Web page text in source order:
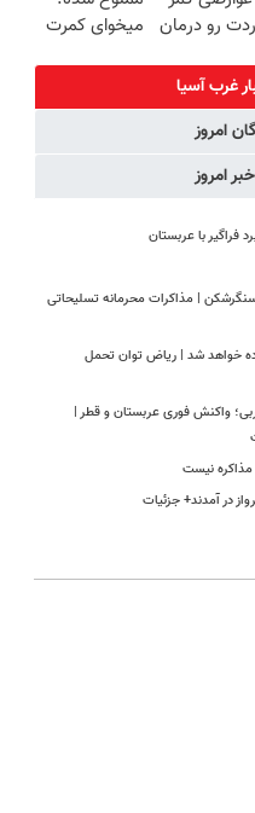
رو درمان
میخوای کمرت
((پرسش‌نامه))
غرب آسیا
امروز
امروز
فراگیر با عربستان
| مذاکرات محرمانه تسلیحاتی
خواهد شد | ریاض توان تحمل
واکنش فوری عربستان و قطر |
مذاکره نیست
در آمدند+ جزئیات